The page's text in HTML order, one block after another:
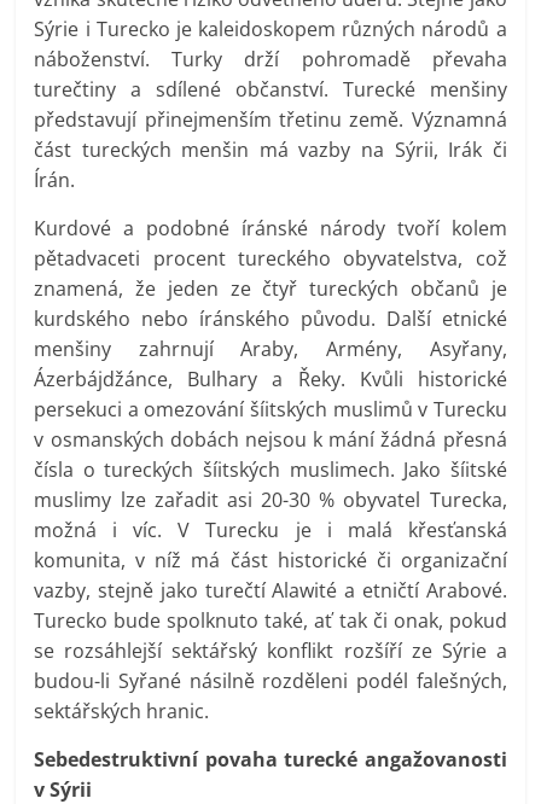
Sýrie i Turecko je kaleidoskopem různých národů a
náboženství. Turky drží pohromadě převaha
turečtiny a sdílené občanství. Turecké menšiny
představují přinejmenším třetinu země. Významná
část tureckých menšin má vazby na Sýrii, Irák či
Írán.
Kurdové a podobné íránské národy tvoří kolem
pětadvaceti procent tureckého obyvatelstva, což
znamená, že jeden ze čtyř tureckých občanů je
kurdského nebo íránského původu. Další etnické
menšiny zahrnují Araby, Armény, Asyřany,
Ázerbájdžánce, Bulhary a Řeky. Kvůli historické
persekuci a omezování šíitských muslimů v Turecku
v osmanských dobách nejsou k mání žádná přesná
čísla o tureckých šíitských muslimech. Jako šíitské
muslimy lze zařadit asi 20-30 % obyvatel Turecka,
možná i víc. V Turecku je i malá křesťanská
komunita, v níž má část historické či organizační
vazby, stejně jako turečtí Alawité a etničtí Arabové.
Turecko bude spolknuto také, ať tak či onak, pokud
se rozsáhlejší sektářský konflikt rozšíří ze Sýrie a
budou-li Syřané násilně rozděleni podél falešných,
sektářských hranic.
Sebedestruktivní povaha turecké angažovanosti
v Sýrii